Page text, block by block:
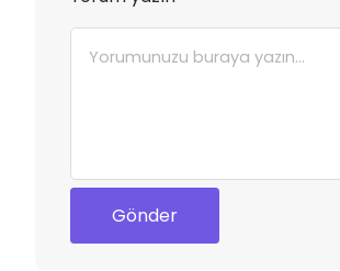
Gönder